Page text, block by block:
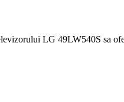
LG 49LW540S sa